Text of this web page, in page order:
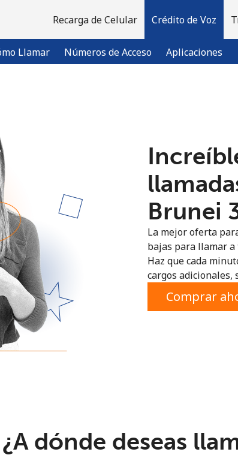
Recarga de Celular Crédito de Voz
Llamar Números de Acceso Aplicaciones
¿Ya tienes una cuenta? Inicia sesión →
Regístrate con
Brunei
La mejor oferta
bajas para llamar
Haz que cada
cargos adicionales,
Comprar
¿A dónde deseas